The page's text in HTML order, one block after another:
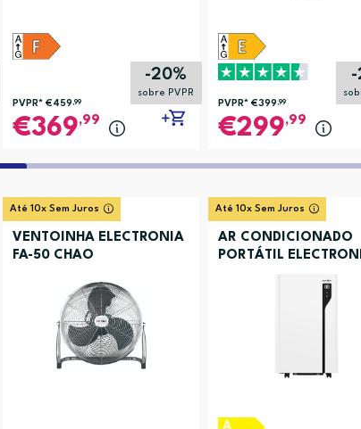
-20%
sobre PVPR
PVPR* €459,99
369,99
-
PVPR* €399,99
299,99
Até 10x Sem Juros
VENTOINHA ELECTRONIA
FA-50 CHAO
Até 10x Sem Juros
AR CONDICIONADO
PORTÁTIL